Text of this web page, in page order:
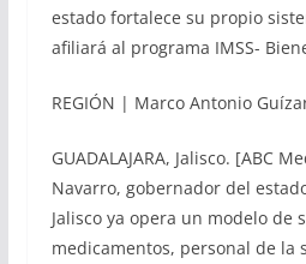
estado fortalece su propio
afiliará al programa IMSS-
REGIÓN | Marco Antonio
GUADALAJARA, Jalisco. [ABC
Navarro, gobernador del
Jalisco ya opera un modelo de
medicamentos, personal de la